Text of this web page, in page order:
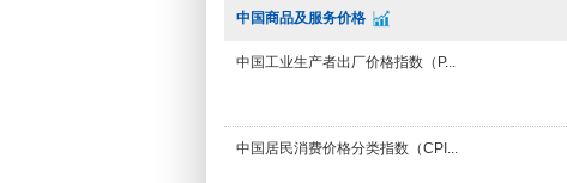
中国商品及服务价格
中国工业生产者出厂价格指数（P...
中国居民消费价格分类指数（CPI...